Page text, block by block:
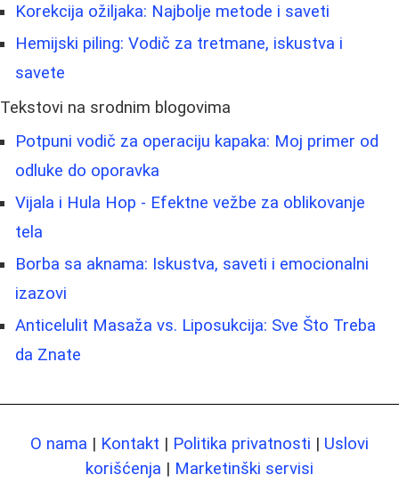
Korekcija ožiljaka: Najbolje metode i saveti
Hemijski piling: Vodič za tretmane, iskustva i
savete
Tekstovi na srodnim blogovima
Potpuni vodič za operaciju kapaka: Moj primer od
odluke do oporavka
Vijala i Hula Hop - Efektne vežbe za oblikovanje
tela
Borba sa aknama: Iskustva, saveti i emocionalni
izazovi
Anticelulit Masaža vs. Liposukcija: Sve Što Treba
da Znate
O nama | Kontakt | Politika privatnosti | Uslovi
korišćenja | Marketinški servisi